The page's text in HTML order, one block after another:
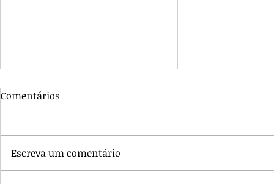
Comentários
Escreva um comentário